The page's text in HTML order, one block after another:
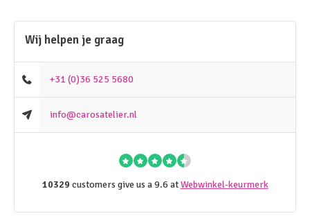
Wij helpen je graag
+31 (0)36 525 5680
info@carosatelier.nl
10329 customers give us a 9.6 atWebwinkel-keurmerk